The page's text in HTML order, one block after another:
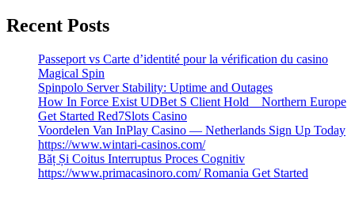
Recent Posts
Passeport vs Carte d’identité pour la vérification du casino
Magical Spin
Spinpolo Server Stability: Uptime and Outages
How In Force Exist UDBet S Client Hold _ Northern Europe
Get Started Red7Slots Casino
Voordelen Van InPlay Casino — Netherlands Sign Up Today
https://www.wintari-casinos.com/
Băț Și Coitus Interruptus Proces Cognitiv
https://www.primacasinoro.com/ Romania Get Started